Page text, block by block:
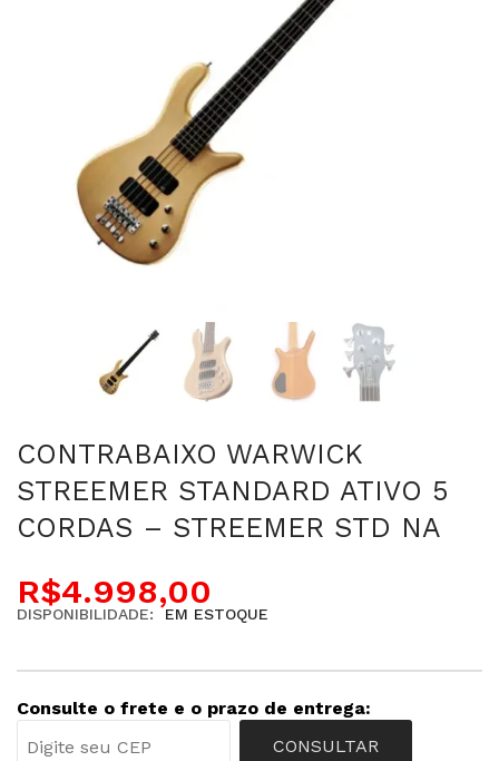
CONTRABAIXO WARWICK
STREEMER STANDARD ATIVO 5
CORDAS – STREEMER STD NA
R$4.998,00
DISPONIBILIDADE: EM ESTOQUE
Consulte o frete e o prazo de entrega:
CONSULTAR